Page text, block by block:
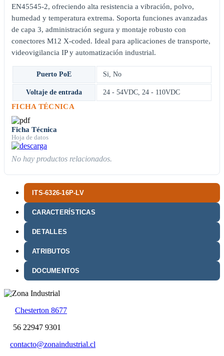
ITS-6326-16P-LV
CARACTERÍSTICAS
DETALLES
ATRIBUTOS
DOCUMENTOS
EN45545-2, ofreciendo alta resistencia a vibración, polvo,
humedad y temperatura extrema. Soporta funciones avanzadas
de capa 3, administración segura y montaje robusto con
conectores M12 X-coded. Ideal para aplicaciones de transporte,
videovigilancia IP y automatización industrial.
Puerto PoE Si No
Voltaje de entrada 24 - 54VDC 24 - 110VDC
FICHA TÉCNICA
Ficha Técnica
Hoja de datos
No hay productos relacionados.
Chesterton 8677
56 22947 9301
contacto@zonaindustrial.cl